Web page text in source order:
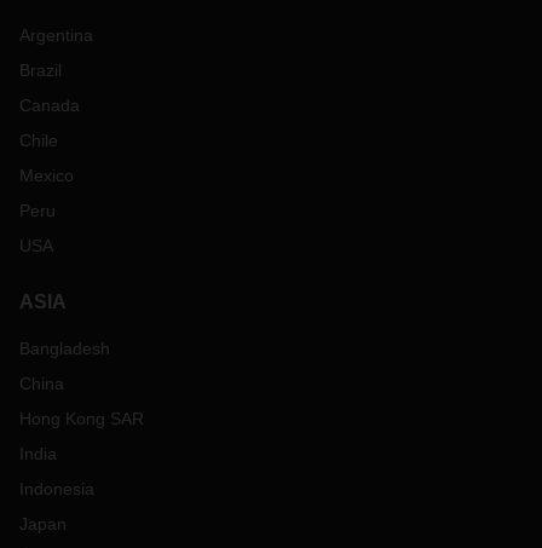
Argentina
Brazil
Canada
Chile
Mexico
Peru
USA
ASIA
Bangladesh
China
Hong Kong SAR
India
Indonesia
Japan